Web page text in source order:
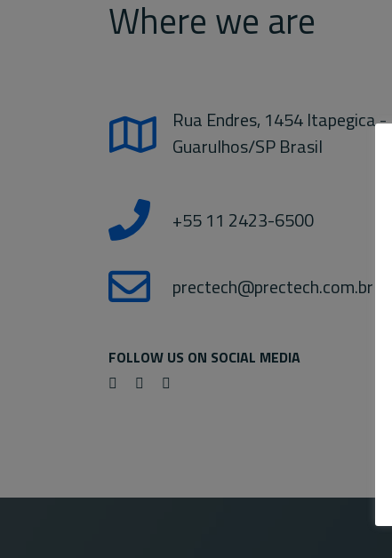
Where we are
Rua Endres, 1454 Itapegica -
Guarulhos/SP Brasil
+55 11 2423-6500
prectech@prectech.com.br
FOLLOW US ON SOCIAL MEDIA